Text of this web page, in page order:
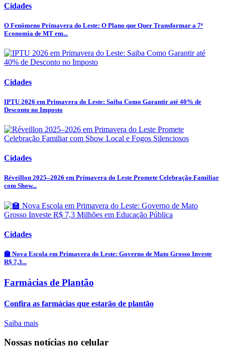
Cidades
O Fenômeno Primavera do Leste: O Plano que Quer Transformar a 7ª
Economia de MT em...
Cidades
IPTU 2026 em Primavera do Leste: Saiba Como Garantir até 40% de
Desconto no Imposto
Cidades
Réveillon 2025–2026 em Primavera do Leste Promete Celebração Familiar
com Show...
Cidades
🏫 Nova Escola em Primavera do Leste: Governo de Mato Grosso Investe
R$ 7,3...
Farmácias de Plantão
Confira as farmácias que estarão de plantão
Saiba mais
Nossas notícias no celular